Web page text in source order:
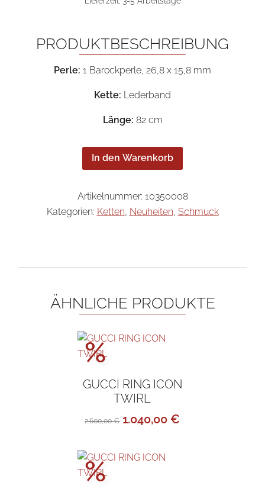
PRODUKTBESCHREIBUNG
Perle: 1 Barockperle, 26,8 x 15,8 mm
Kette: Lederband
Länge: 82 cm
In den Warenkorb
Artikelnummer: 10350008
Kategorien: Ketten, Neuheiten, Schmuck
ÄHNLICHE PRODUKTE
Aktionspreis!
%
GUCCI RING ICON
TWIRL
2.600,00€ Ursprünglicher
2.600,00 €
1.040,00 €
Aktionspreis!
%